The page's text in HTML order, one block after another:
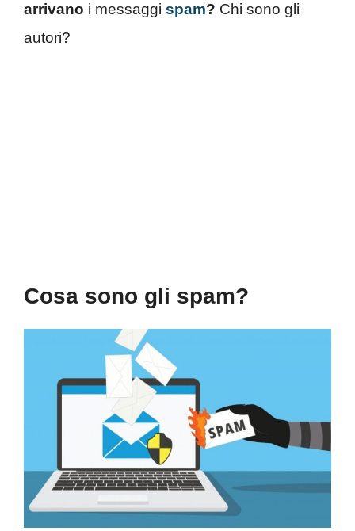
arrivano i messaggi spam? Chi sono gli
autori?
Cosa sono gli spam?